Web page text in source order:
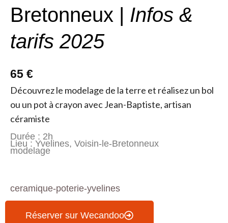
Bretonneux | Infos &
tarifs 2025
65 €
Découvrez le modelage de la terre et réalisez un bol
ou un pot à crayon avec Jean-Baptiste, artisan
céramiste
Durée : 2h
Lieu : Yvelines, Voisin-le-Bretonneux
modelage
ceramique-poterie-yvelines
Réserver sur Wecandoo